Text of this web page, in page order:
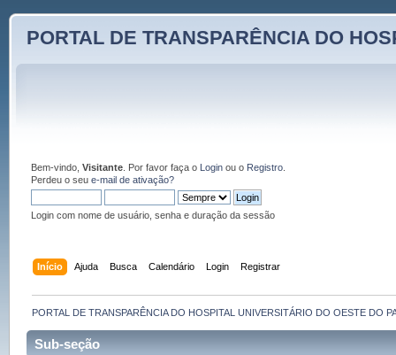
PORTAL DE TRANSPARÊNCIA DO
Bem-vindo, Visitante. Por favor faça o Loginou o Registro.
Perdeu o seu e-mail de ativação?
Login com nome de usuário, senha e duração da sessão
Início Ajuda Busca Calendário Login Registrar
PORTAL DE TRANSPARÊNCIA DO HOSPITAL UNIVERSITÁRIO DO OESTE DO
Sub-seção